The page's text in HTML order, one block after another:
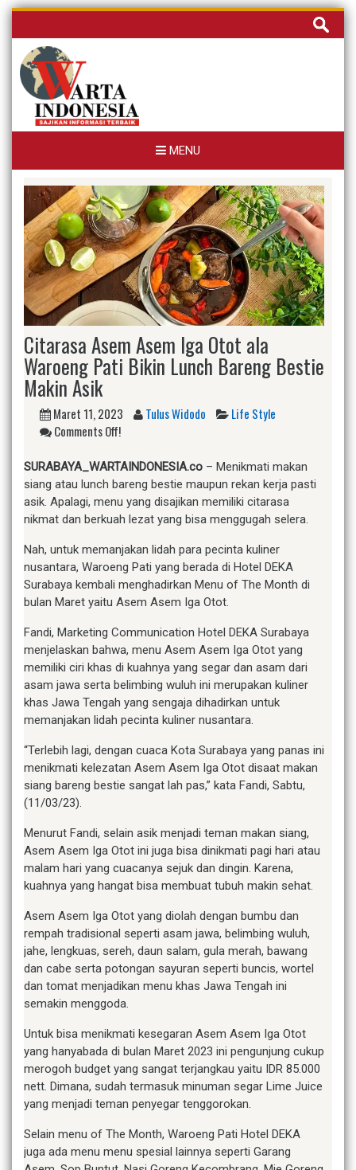
Skip
content
Cari
untuk:
MENU
Citarasa Asem Asem Iga Otot ala
Waroeng Pati Bikin Lunch Bareng Bestie
Makin Asik
Maret 11, 2023 Tulus Widodo
Life Style
Comments Off!
SURABAYA_WARTAINDONESIA.co – Menikmati makan
siang atau lunch bareng bestie maupun rekan kerja pasti
asik. Apalagi, menu yang disajikan memiliki citarasa
nikmat dan berkuah lezat yang bisa menggugah selera.
Nah, untuk memanjakan lidah para pecinta kuliner
nusantara, Waroeng Pati yang berada di Hotel DEKA
Surabaya kembali menghadirkan Menu of The Month di
bulan Maret yaitu Asem Asem Iga Otot.
Fandi, Marketing Communication Hotel DEKA Surabaya
menjelaskan bahwa, menu Asem Asem Iga Otot yang
memiliki ciri khas di kuahnya yang segar dan asam dari
asam jawa serta belimbing wuluh ini merupakan kuliner
khas Jawa Tengah yang sengaja dihadirkan untuk
memanjakan lidah pecinta kuliner nusantara.
“Terlebih lagi, dengan cuaca Kota Surabaya yang panas ini
menikmati kelezatan Asem Asem Iga Otot disaat makan
siang bareng bestie sangat lah pas,” kata Fandi, Sabtu,
(11/03/23).
Menurut Fandi, selain asik menjadi teman makan siang,
Asem Asem Iga Otot ini juga bisa dinikmati pagi hari atau
malam hari yang cuacanya sejuk dan dingin. Karena,
kuahnya yang hangat bisa membuat tubuh makin sehat.
Asem Asem Iga Otot yang diolah dengan bumbu dan
rempah tradisional seperti asam jawa, belimbing wuluh,
jahe, lengkuas, sereh, daun salam, gula merah, bawang
dan cabe serta potongan sayuran seperti buncis, wortel
dan tomat menjadikan menu khas Jawa Tengah ini
semakin menggoda.
Untuk bisa menikmati kesegaran Asem Asem Iga Otot
yang hanyabada di bulan Maret 2023 ini pengunjung cukup
merogoh budget yang sangat terjangkau yaitu IDR 85.000
nett. Dimana, sudah termasuk minuman segar Lime Juice
yang menjadi teman penyegar tenggorokan.
Selain menu of The Month, Waroeng Pati Hotel DEKA
juga ada menu menu spesial lainnya seperti Garang